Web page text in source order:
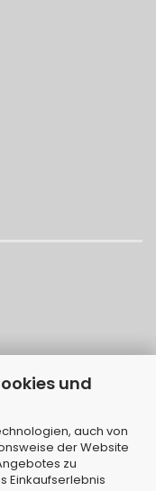
und
auch von
der Website
zu
Einkaufserlebnis